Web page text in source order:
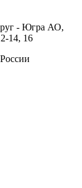
- Югра АО,
14, 16